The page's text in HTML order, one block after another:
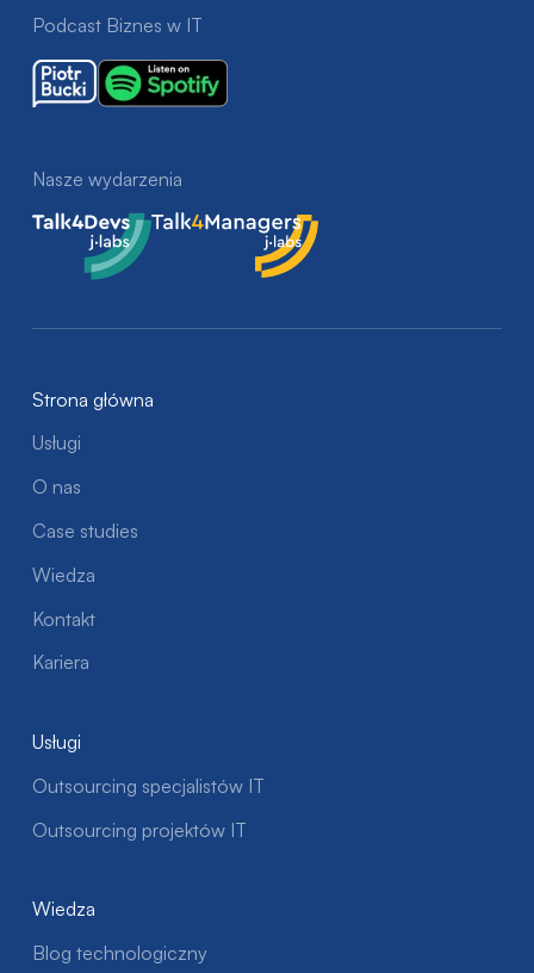
Podcast Biznes w IT
Nasze wydarzenia
Talk4Devs
Talk4Managers
Strona główna
Usługi
O nas
Case studies
Wiedza
Kontakt
Kariera
Usługi
Outsourcing specjalistów IT
Outsourcing projektów IT
Wiedza
Blog technologiczny